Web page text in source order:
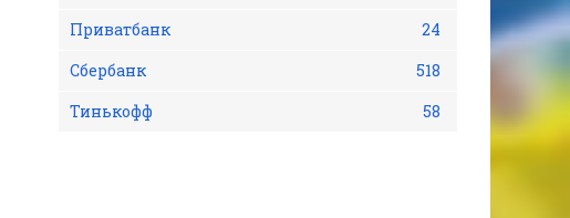
Приватбанк
24
Сбербанк
518
Тинькофф
58